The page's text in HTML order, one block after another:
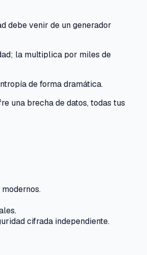
debe venir de un generador
la multiplica por miles de
de forma dramática.
una brecha de datos, todas tus
cifrada independiente.